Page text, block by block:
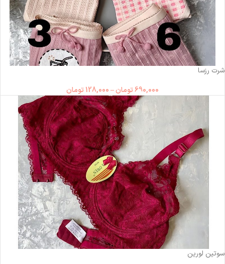
ناموجود
شرت رزسا
690,000تومان–
128,000 تومان
سوتین لورین